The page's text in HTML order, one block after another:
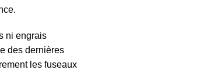
ni engrais
des dernières
les fuseaux